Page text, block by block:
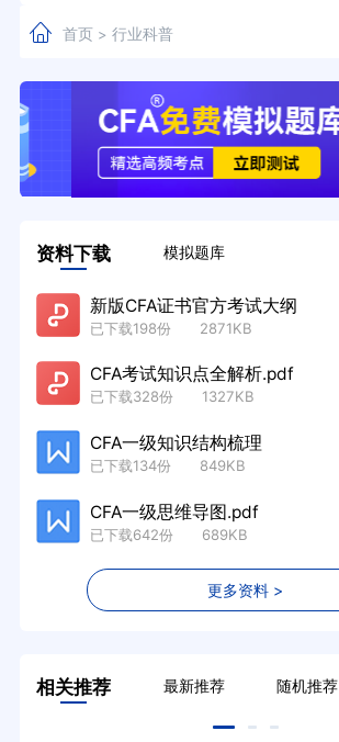
首页> 行业科普
资料下载 模拟题库
新版CFA证书官方考试大纲
已下载198份 2871KB
CFA考试知识点全解析.pdf
已下载328份 1327KB
CFA一级知识结构梳理
已下载134份 849KB
CFA一级思维导图.pdf
已下载642份 689KB
更多资料 >
相关推荐 最新推荐 随机推荐